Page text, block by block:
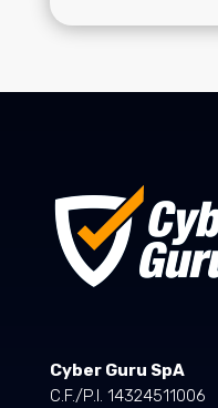
Cyber Guru SpA
C.F./P.I. 14324511006